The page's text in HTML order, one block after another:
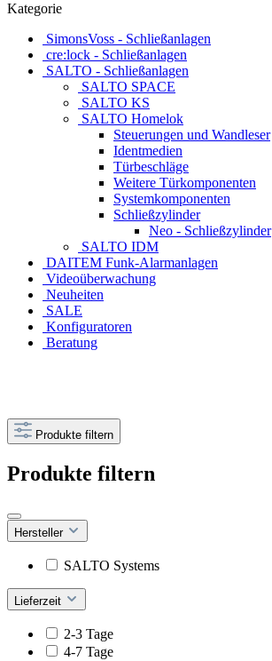
Kategorie
SimonsVoss - Schließanlagen
cre:lock - Schließanlagen
SALTO - Schließanlagen
SALTO SPACE
SALTO KS
SALTO Homelok
Steuerungen und Wandleser
Identmedien
Türbeschläge
Weitere Türkomponenten
Systemkomponenten
Schließzylinder
Neo - Schließzylinder
SALTO IDM
DAITEM Funk-Alarmanlagen
Videoüberwachung
Neuheiten
SALE
Konfiguratoren
Beratung
Produkte filtern
Produkte filtern
Hersteller
SALTO Systems
Lieferzeit
2-3 Tage
4-7 Tage